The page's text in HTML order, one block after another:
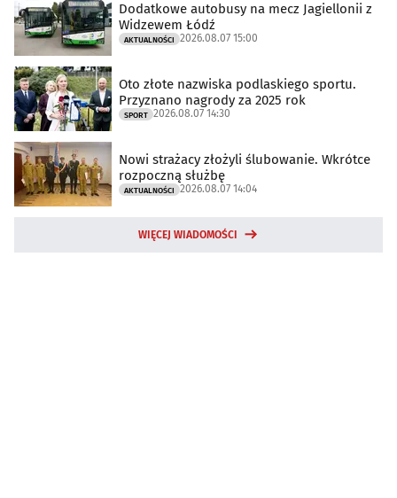
Dodatkowe autobusy na mecz Jagiellonii z
Widzewem Łódź
AKTUALNOŚCI 2026.08.07 15:00
Oto złote nazwiska podlaskiego sportu.
Przyznano nagrody za 2025 rok
SPORT 2026.08.07 14:30
Nowi strażacy złożyli ślubowanie. Wkrótce
rozpoczną służbę
AKTUALNOŚCI 2026.08.07 14:04
WIĘCEJ WIADOMOŚCI